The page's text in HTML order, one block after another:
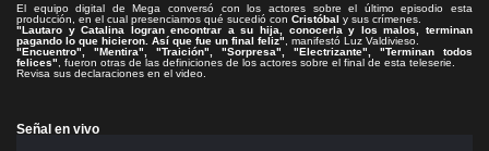
El equipo digital de Mega conversó con los actores sobre el último episodio esta
producción, en el cual presenciamos qué sucedió con Cristóbal y sus crímenes.
"Lautaro y Catalina logran encontrar a su hija, conocerla y los malos, terminan
pagando lo que hicieron. Así que fue un final feliz" , manifestó Luz Valdivieso.
"Encuentro", "Mentira", "Traición", "Sorpresa", "Electrizante", "Terminan todos
felices" , fueron otras de las definiciones de los actores sobre el final de esta teleserie.
Revisa sus declaraciones en el video.
Señal en vivo